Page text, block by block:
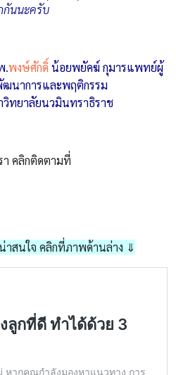
กันนะครับ
.พงษ์ศักดิ์ น้อยพยัคฆ์ กุมารแพทย์ผู้
นาการและพฤติกรรม
วิทยาลัยนวมินทราธิราช
า คลิกติดตามที่
สนใจ คลิกที่ภาพด้านล่าง ⇓